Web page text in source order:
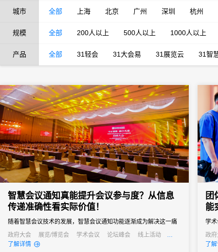
城市 全部 上海 北京 广州 深圳 杭州
规模 全部 200人以上 500人以上 1000人以上
产品 全部 31轻会 31大会易 31展览云 31智
智慧会议通知真能提升会议参与度？从信息
传递准确性看实际价值！
随着智慧会议技术的发展，智慧会议通知功能逐渐成为解决这一痛
点的关键，其通过自动化、多渠道的信息传递方式，从根源上提升
信息传递准确性，进而为会议参与度注入新活力。
政府大会 展览/博览会 学术会议 论坛峰会
线上活动
公关活动
发布会
了解详情
团
能
学
案
的
政
发
了